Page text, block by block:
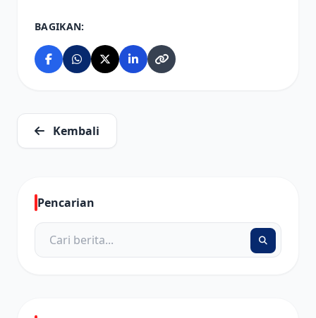
BAGIKAN:
Kembali
Pencarian